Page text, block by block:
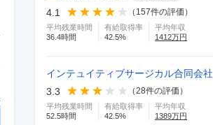
4.1 （ 157件の評価）
平均残業時間
36.4時間
有給取得率
42.5%
平均年収
1412万円
インテュイティブサージカル合同会社
3.3
（28件の評価）
平均残業時間
52.5時間
有給取得率
42.5%
平均年収
1389万円